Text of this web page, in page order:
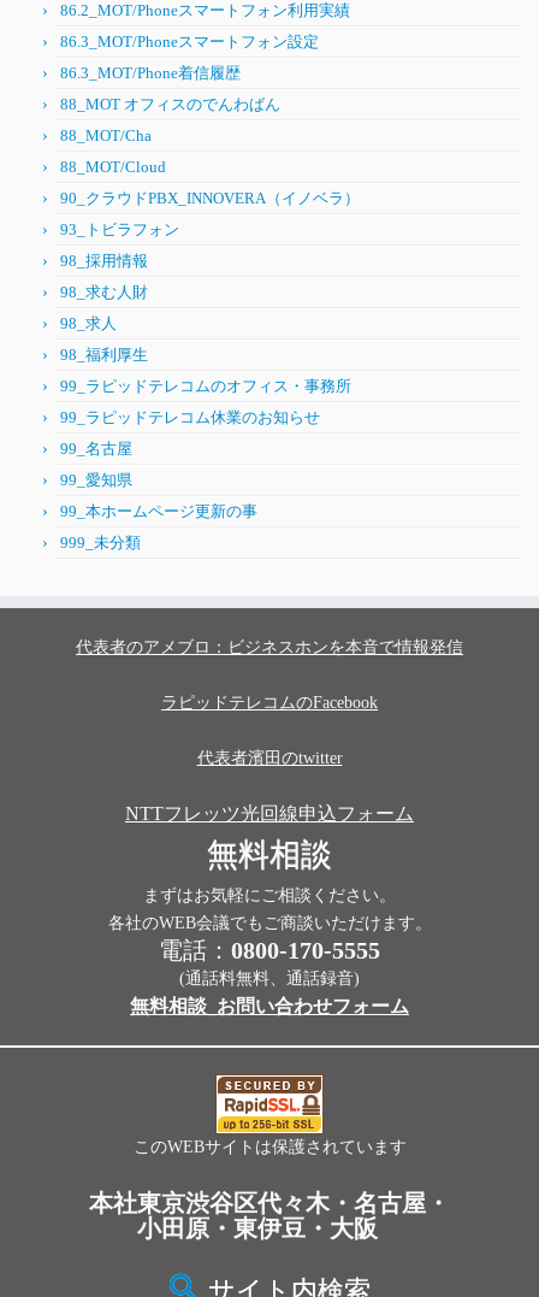
86.2_MOT/Phoneスマートフォン利用実績
86.3_MOT/Phoneスマートフォン設定
86.3_MOT/Phone着信履歴
88_MOT オフィスのでんわばん
88_MOT/Cha
88_MOT/Cloud
90_クラウドPBX_INNOVERA（イノベラ）
93_トビラフォン
98_採用情報
98_求む人財
98_求人
98_福利厚生
99_ラピッドテレコムのオフィス・事務所
99_ラピッドテレコム休業のお知らせ
99_名古屋
99_愛知県
99_本ホームページ更新の事
999_未分類
代表者のアメブロ：ビジネスホンを本音で情報発信
ラピッドテレコムのFacebook
代表者濱田のtwitter
NTTフレッツ光回線申込フォーム
無料相談
まずはお気軽にご相談ください。
各社のWEB会議でもご商談いただけます。
電話： 0800-170-5555
(通話料無料、通話録音)
無料相談_お問い合わせフォーム
このWEBサイトは保護されています
本社東京渋谷区代々木・名古屋・
小田原・東伊豆・大阪
サイト内検索